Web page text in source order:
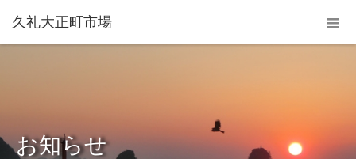
久礼大正町市場
お知らせ